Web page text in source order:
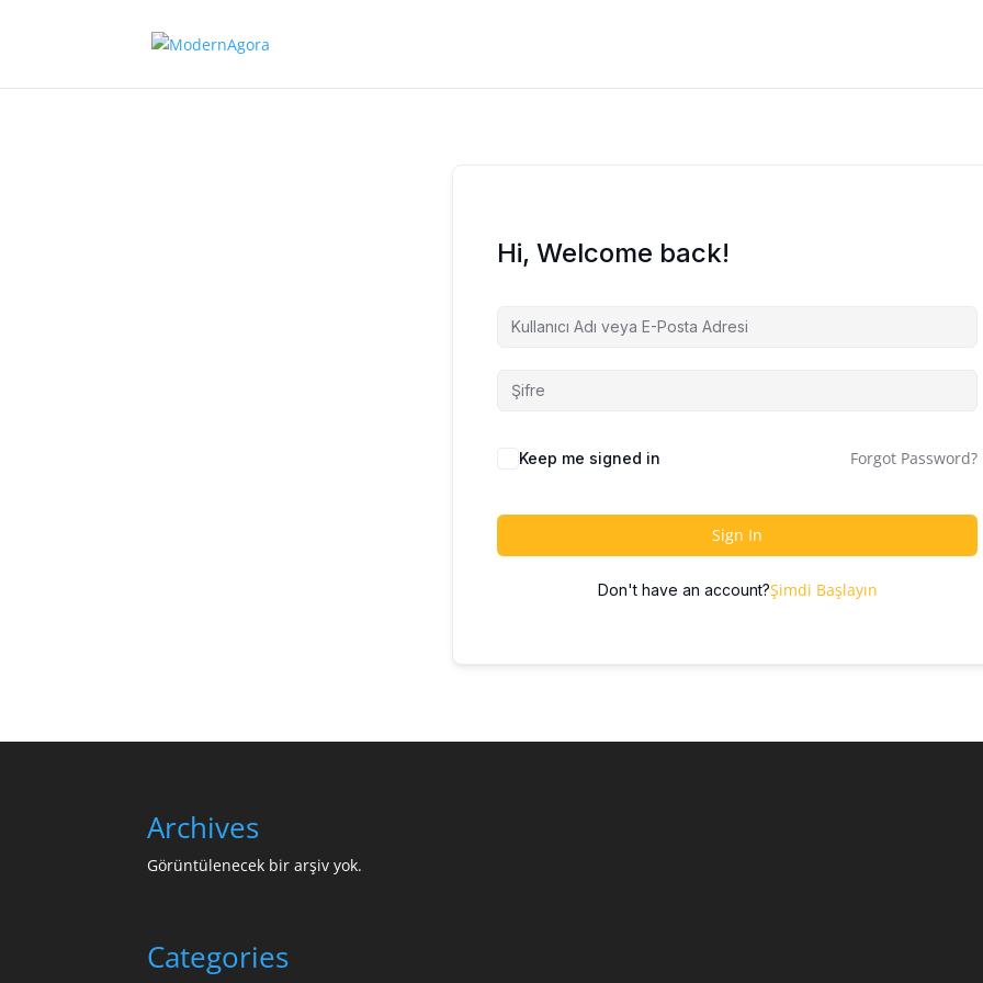
Hi, Welcome back!
Keep me signed in Forgot Password?
Sign In
Don't have an account?Şimdi Başlayın
Archives
Görüntülenecek bir arşiv yok.
Categories